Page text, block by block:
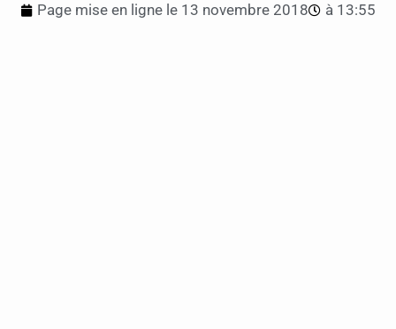
Page mise en ligne le 13 novembre 2018 à 13:55